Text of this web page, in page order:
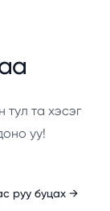
та хэсэг
уу!
руу буцах →